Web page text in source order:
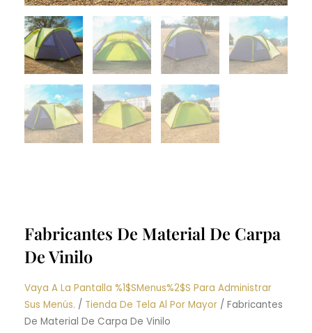
Fabricantes De Material De Carpa
De Vinilo
Vaya A La Pantalla %1$sMenus%2$s Para Administrar
Sus Menús. / Tienda De Tela Al Por Mayor / Fabricantes
De Material De Carpa De Vinilo